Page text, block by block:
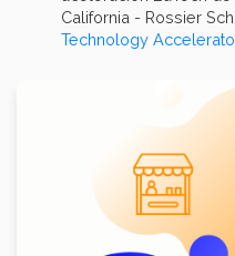
California - Rossier
Technology